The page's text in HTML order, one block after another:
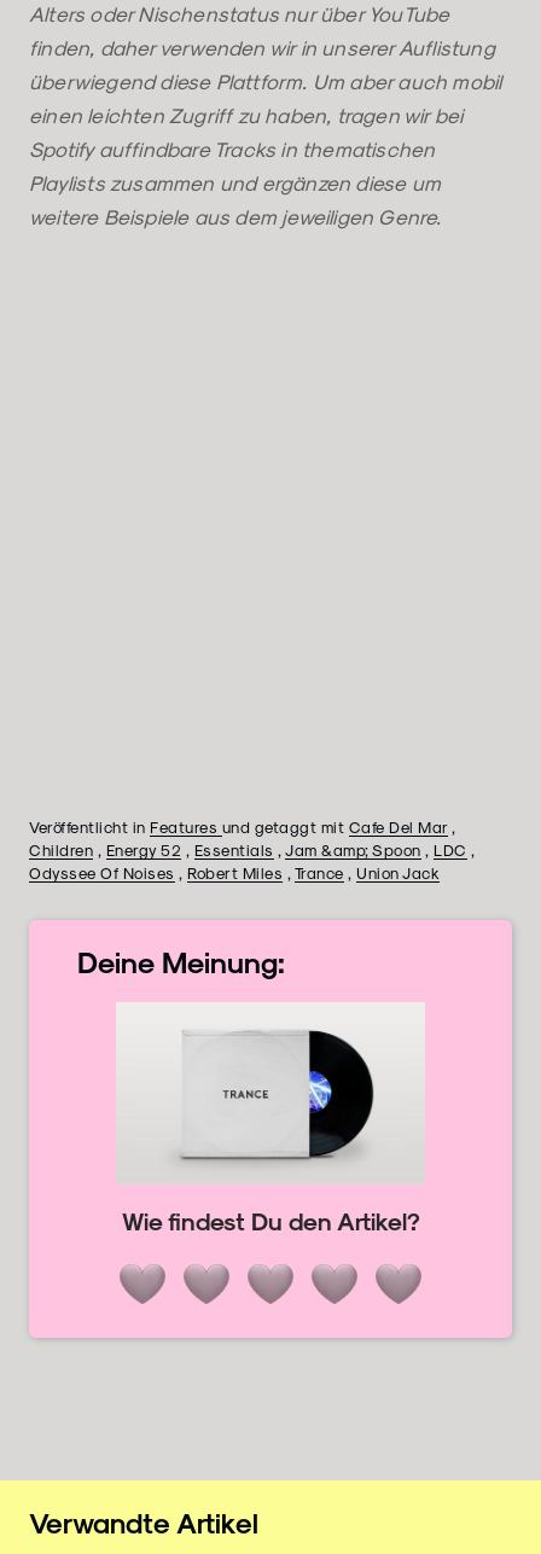
Alters oder Nischenstatus nur über YouTube
finden, daher verwenden wir in unserer Auflistung
überwiegend diese Plattform. Um aber auch mobil
einen leichten Zugriff zu haben, tragen wir bei
Spotify auffindbare Tracks in thematischen
Playlists zusammen und ergänzen diese um
weitere Beispiele aus dem jeweiligen Genre.
Veröffentlicht in Features und getaggt mit Cafe Del Mar,
Children
Energy 52 Essentials Jam &amp; Spoon LDC
Odyssee Of Noises
Robert Miles Trance Union Jack
Deine Meinung:
Wie findest Du den Artikel?
Verwandte Artikel